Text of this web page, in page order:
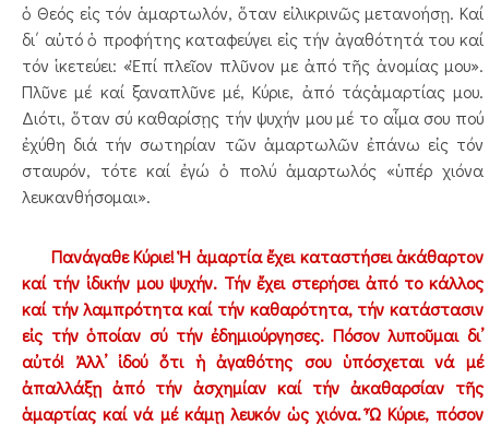
ὁ Θεός εἰς τόν ἁμαρτωλόν, ὅταν εἰλικρινῶς μετανοήσῃ. Καί
δι΄ αὐτό ὁ προφήτης καταφεύγει εἰς τήν ἀγαθότητά του καί
τόν ἱκετεύει: «Ἐπί πλεῖον πλῦνον με ἀπό τῆς ἀνομίας μου».
Πλῦνε μέ καί ξαναπλῦνε μέ, Κύριε, ἀπό τάςἁμαρτίας μου.
Διότι, ὅταν σύ καθαρίσῃς τήν ψυχήν μου μέ το αἷμα σου πού
ἐχύθη διά τήν σωτηρίαν τῶν ἁμαρτωλῶν ἐπάνω εἰς τόν
σταυρόν, τότε καί ἐγώ ὁ πολύ ἁμαρτωλός «ὑπέρ χιόνα
λευκανθήσομαι».
Πανάγαθε Κύριε! Ἡ ἁμαρτία ἔχει καταστήσει ἀκάθαρτον
καί τήν ἰδικήν μου ψυχήν. Τήν ἔχει στερήσει ἀπό το κάλλος
καί τήν λαμπρότητα καί τήν καθαρότητα, τήν κατάστασιν
εἰς τήν ὁποίαν σύ τήν ἐδημιούργησες. Πόσον λυποῦμαι δι’
αὐτό! Ἀλλ’ ἰδού ὅτι ἡ ἀγαθότης σου ὑπόσχεται νά μέ
ἀπαλλάξῃ ἀπό τήν ἀσχημίαν καί τήν ἀκαθαρσίαν τῆς
ἁμαρτίας καί νά μέ κάμῃ λευκόν ὡς χιόνα. Ὦ Κύριε, πόσον